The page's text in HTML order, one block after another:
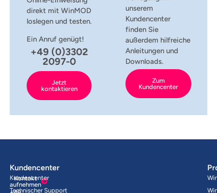
direkt mit WinMOD
loslegen und testen.
Ein Anruf genügt!
+49 (0)3302
2097-0
Jetzt
kontaktieren
unserem
Kundencenter
finden Sie
außerdem hilfreiche
Anleitungen und
Downloads.
Zum
Kundencenter
Kontakt
aufnehmen
Kundencenter
Kundencenter
Technischer Support